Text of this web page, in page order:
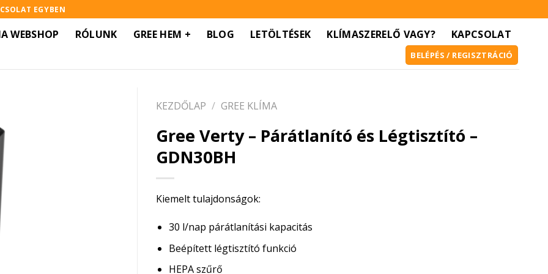
EGYBEN
WEBSHOP RÓLUNK GREE HEM + BLOG LETÖLTÉSEK KLÍMASZERELŐ VAGY? KAPCSOLAT
BELÉPÉS / REGISZTRÁCIÓ
KEZDŐLAP / GREE KLÍMA
Gree Verty – Párátlanító és Légtisztító –
GDN30BH
Kiemelt tulajdonságok:
30 l/nap párátlanítási kapacitás
Beépített légtisztító funkció
HEPA szűrő